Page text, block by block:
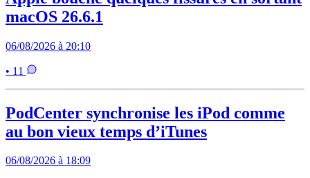
macOS 26.6.1
06/08/2026 à 20:10
• 11
PodCenter synchronise les iPod comme
au bon vieux temps d’iTunes
06/08/2026 à 18:09